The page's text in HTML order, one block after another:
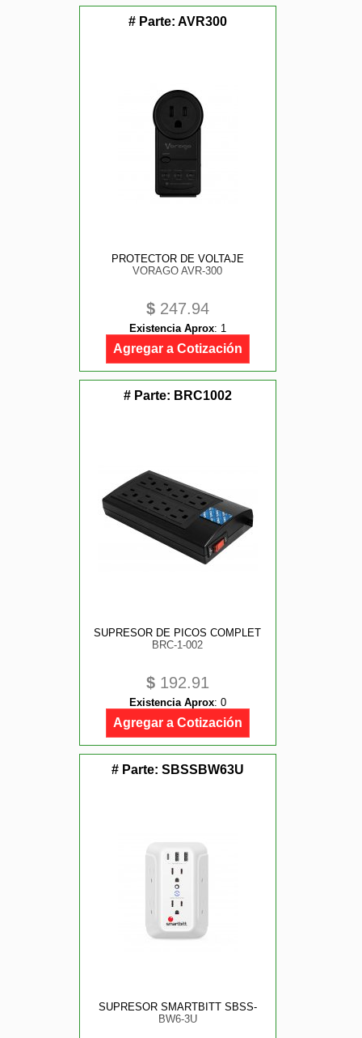
# Parte: AVR300
PROTECTOR DE VOLTAJE
VORAGO AVR-300
$ 247.94
Existencia Aprox: 1
Agregar a Cotización
# Parte: BRC1002
SUPRESOR DE PICOS COMPLET
BRC-1-002
$ 192.91
Existencia Aprox: 0
Agregar a Cotización
# Parte: SBSSBW63U
SUPRESOR SMARTBITT SBSS-
BW6-3U